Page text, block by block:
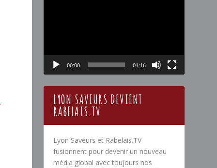
00:00 01:16
LYON SAVEURS DEVIENT
RABELAIS.TV
Lyon Saveurs et Rabelais.TV
fusionnent pour devenir un nouveau
média global avec toujours nos